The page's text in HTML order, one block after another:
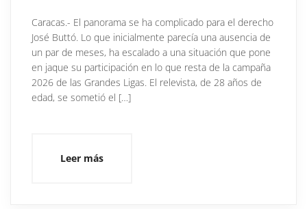
Caracas.- El panorama se ha complicado para el derecho
José Buttó. Lo que inicialmente parecía una ausencia de
un par de meses, ha escalado a una situación que pone
en jaque su participación en lo que resta de la campaña
2026 de las Grandes Ligas. El relevista, de 28 años de
edad, se sometió el […]
Leer más